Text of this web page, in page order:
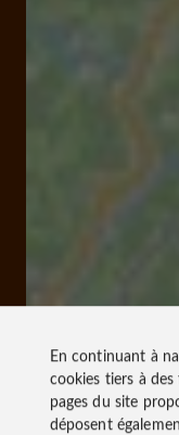
En continuant à
cookies tiers à
pages du site
déposent